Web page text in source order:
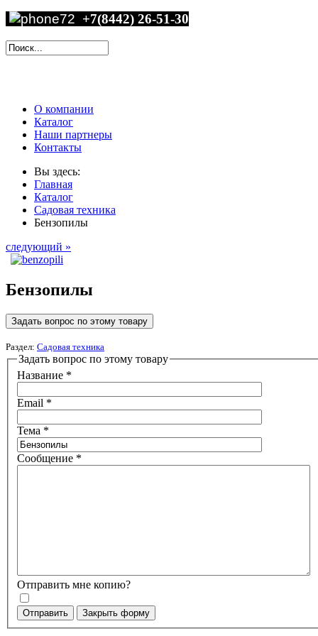
+7(8442) 26-51-30
О компании
Каталог
Наши партнеры
Контакты
Вы здесь:
Главная
Каталог
Садовая техника
Бензопилы
следующий »
Бензопилы
Задать вопрос по этому товару
Раздел: Садовая техника
Задать вопрос по этому товару
Название *
Email *
Тема *
Сообщение *
Отправить мне копию?
Отправить Закрыть форму